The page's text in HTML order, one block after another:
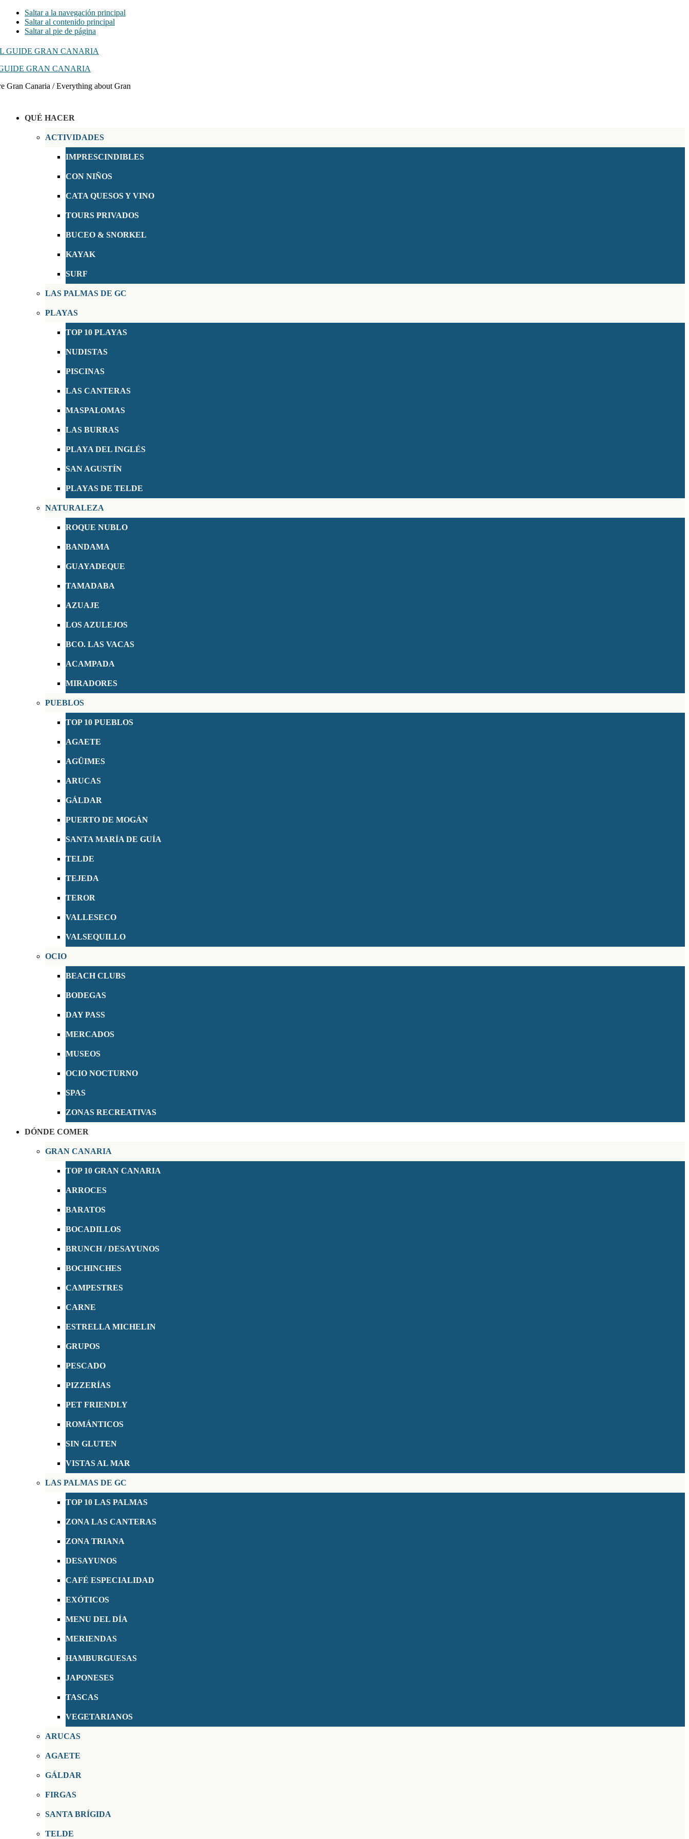
Saltar a la navegación principal
Saltar al contenido principal
Saltar al pie de página
GRAN CANARIA
Gran Canaria / Everything about Gran
QUÉ HACER
ACTIVIDADES
IMPRESCINDIBLES
CON NIÑOS
CATA QUESOS Y VINO
TOURS PRIVADOS
BUCEO & SNORKEL
KAYAK
SURF
LAS PALMAS DE GC
PLAYAS
TOP 10 PLAYAS
NUDISTAS
PISCINAS
LAS CANTERAS
MASPALOMAS
LAS BURRAS
PLAYA DEL INGLÉS
SAN AGUSTÍN
PLAYAS DE TELDE
NATURALEZA
ROQUE NUBLO
BANDAMA
GUAYADEQUE
TAMADABA
AZUAJE
LOS AZULEJOS
BCO. LAS VACAS
ACAMPADA
MIRADORES
PUEBLOS
TOP 10 PUEBLOS
AGAETE
AGÜIMES
ARUCAS
GÁLDAR
PUERTO DE MOGÁN
SANTA MARÍA DE GUÍA
TELDE
TEJEDA
TEROR
VALLESECO
VALSEQUILLO
OCIO
BEACH CLUBS
BODEGAS
DAY PASS
MERCADOS
MUSEOS
OCIO NOCTURNO
SPAS
ZONAS RECREATIVAS
DÓNDE COMER
GRAN CANARIA
TOP 10 GRAN CANARIA
ARROCES
BARATOS
BOCADILLOS
BRUNCH / DESAYUNOS
BOCHINCHES
CAMPESTRES
CARNE
ESTRELLA MICHELIN
GRUPOS
PESCADO
PIZZERÍAS
PET FRIENDLY
ROMÁNTICOS
SIN GLUTEN
VISTAS AL MAR
LAS PALMAS DE GC
TOP 10 LAS PALMAS
ZONA LAS CANTERAS
ZONA TRIANA
DESAYUNOS
CAFÉ ESPECIALIDAD
EXÓTICOS
MENU DEL DÍA
MERIENDAS
HAMBURGUESAS
JAPONESES
TASCAS
VEGETARIANOS
ARUCAS
AGAETE
GÁLDAR
FIRGAS
SANTA BRÍGIDA
TELDE